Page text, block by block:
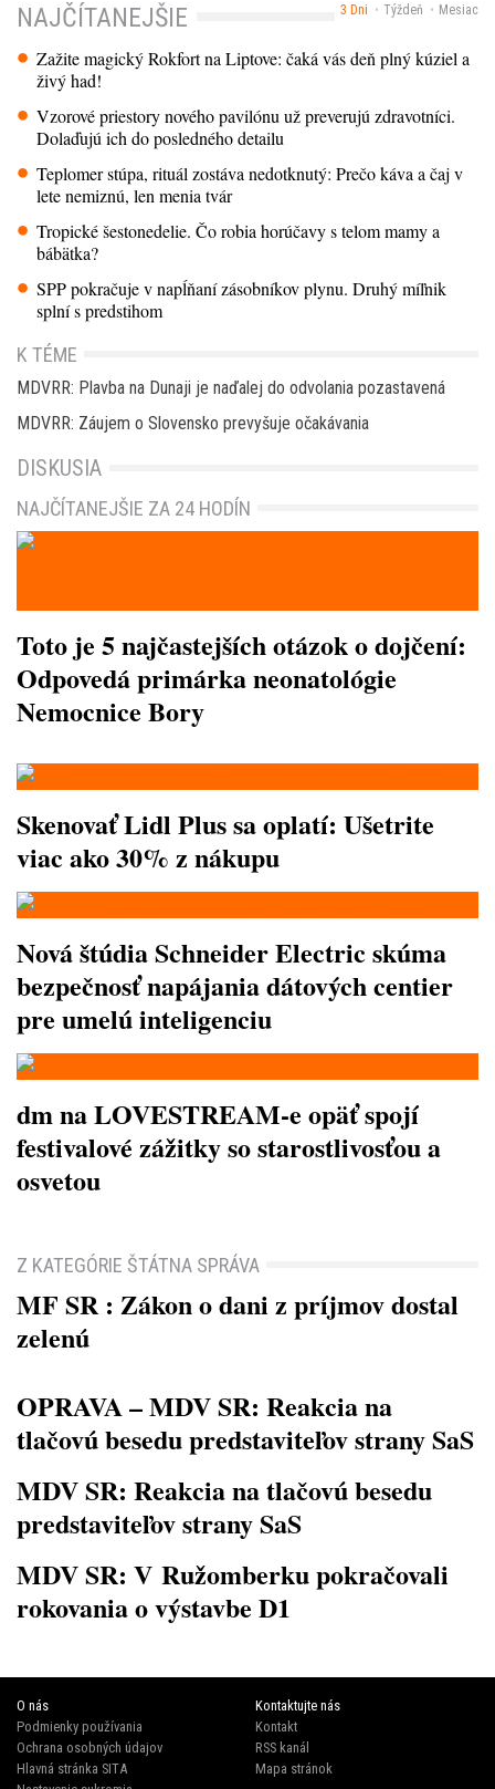
3 Dni Týždeň Mesiac
NAJČÍTANEJŠIE
Zažite magický Rokfort na Liptove: čaká vás deň plný kúziel a
živý had!
Vzorové priestory nového pavilónu už preverujú zdravotníci.
Dolaďujú ich do posledného detailu
Teplomer stúpa, rituál zostáva nedotknutý: Prečo káva a čaj v
lete nemiznú, len menia tvár
Tropické šestonedelie. Čo robia horúčavy s telom mamy a
bábätka?
SPP pokračuje v napĺňaní zásobníkov plynu. Druhý míľnik
splní s predstihom
K TÉME
MDVRR: Plavba na Dunaji je naďalej do odvolania pozastavená
MDVRR: Záujem o Slovensko prevyšuje očakávania
DISKUSIA
NAJČÍTANEJŠIE ZA 24 HODÍN
Toto je 5 najčastejších otázok o dojčení:
Odpovedá primárka neonatológie
Nemocnice Bory
Skenovať Lidl Plus sa oplatí: Ušetrite
viac ako 30% z nákupu
Nová štúdia Schneider Electric skúma
bezpečnosť napájania dátových centier
pre umelú inteligenciu
dm na LOVESTREAM-e opäť spojí
festivalové zážitky so starostlivosťou a
osvetou
Z KATEGÓRIE ŠTÁTNA SPRÁVA
MF SR : Zákon o dani z príjmov dostal
zelenú
OPRAVA – MDV SR: Reakcia na
tlačovú besedu predstaviteľov strany SaS
MDV SR: Reakcia na tlačovú besedu
predstaviteľov strany SaS
MDV SR: V Ružomberku pokračovali
rokovania o výstavbe D1
O nás
Podmienky používania
Ochrana osobných údajov
Hlavná stránka SITA
Kontaktujte nás
Kontakt
RSS kanál
Mapa stránok